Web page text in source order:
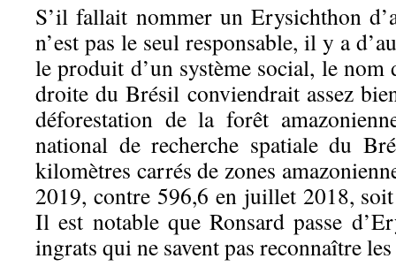
S’il fallait nommer un Erysichthon
n’est pas le seul responsable, il y a
le produit d’un système social, le nom
droite du Brésil conviendrait assez
déforestation de la forêt
national de recherche spatiale du
kilomètres carrés de zones
2019, contre 596,6 en juillet 2018,
Il est notable que Ronsard passe
ingrats qui ne savent pas reconnaître